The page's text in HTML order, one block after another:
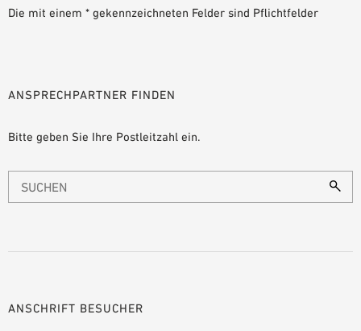
Die mit einem * gekennzeichneten Felder sind Pflichtfelder
ANSPRECHPARTNER FINDEN
Bitte geben Sie Ihre Postleitzahl ein.
ANSCHRIFT BESUCHER